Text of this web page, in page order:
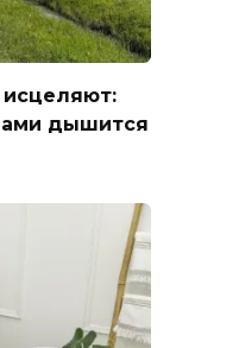
исцеляют:
дышится